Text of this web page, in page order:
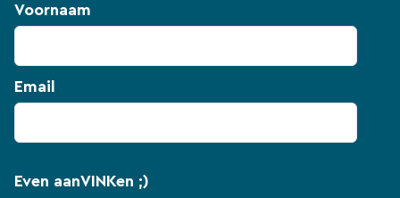
Voornaam
Email
Even aanVINKen ;)